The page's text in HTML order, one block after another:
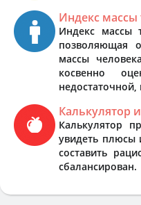
Индекс массы
Индекс массы
позволяющая
массы
косвенно
Калькулятор
Калькулятор
увидеть плюсы
составить
сбалансирован.